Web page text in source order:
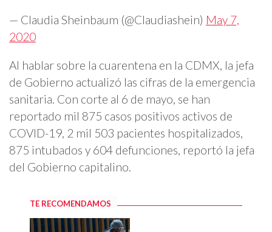
— Claudia Sheinbaum (@Claudiashein) May 7,
2020
Al hablar sobre la cuarentena en la CDMX, la jefa
de Gobierno actualizó las cifras de la emergencia
sanitaria. Con corte al 6 de mayo, se han
reportado mil 875 casos positivos activos de
COVID-19, 2 mil 503 pacientes hospitalizados,
875 intubados y 604 defunciones, reportó la jefa
del Gobierno capitalino.
TE RECOMENDAMOS